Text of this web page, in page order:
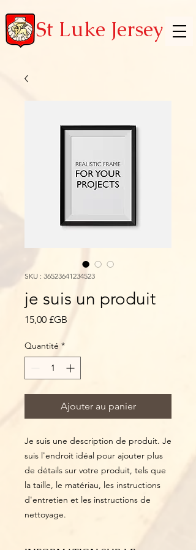
St Luke Jersey
SKU : 36523641234523
je suis un produit
15,00 £GB
Quantité *
Ajouter au panier
Je suis une description de produit. Je
suis l'endroit idéal pour ajouter plus
de détails sur votre produit, tels que
la taille, le matériau, les instructions
d'entretien et les instructions de
nettoyage.